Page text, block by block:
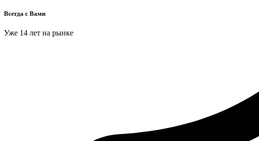
Всегда с Вами
Уже 14 лет на рынке